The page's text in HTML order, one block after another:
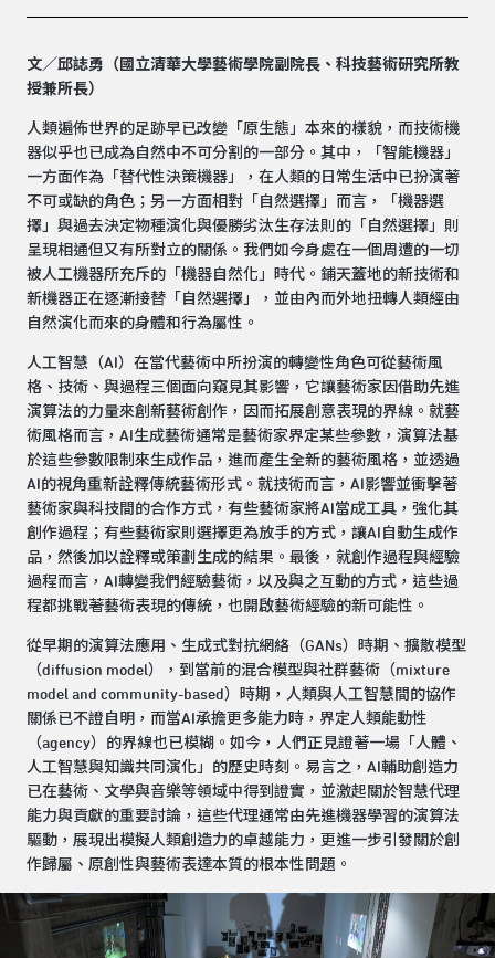
文／邱誌勇（國立清華大學藝術學院副院長、科技藝術研究所教
授兼所長）
人類遍佈世界的足跡早已改變「原生態」本來的樣貌，而技術機
器似乎也已成為自然中不可分割的一部分。其中，「智能機器」
一方面作為「替代性決策機器」，在人類的日常生活中已扮演著
不可或缺的角色；另一方面相對「自然選擇」而言，「機器選
擇」與過去決定物種演化與優勝劣汰生存法則的「自然選擇」則
呈現相通但又有所對立的關係。我們如今身處在一個周遭的一切
被人工機器所充斥的「機器自然化」時代。鋪天蓋地的新技術和
新機器正在逐漸接替「自然選擇」，並由內而外地扭轉人類經由
自然演化而來的身體和行為屬性。
人工智慧（AI）在當代藝術中所扮演的轉變性角色可從藝術風
格、技術、與過程三個面向窺見其影響，它讓藝術家因借助先進
演算法的力量來創新藝術創作，因而拓展創意表現的界線。就藝
術風格而言，AI生成藝術通常是藝術家界定某些參數，演算法基
於這些參數限制來生成作品，進而產生全新的藝術風格，並透過
AI的視角重新詮釋傳統藝術形式。就技術而言，AI影響並衝擊著
藝術家與科技間的合作方式，有些藝術家將AI當成工具，強化其
創作過程；有些藝術家則選擇更為放手的方式，讓AI自動生成作
品，然後加以詮釋或策劃生成的結果。最後，就創作過程與經驗
過程而言，AI轉變我們經驗藝術，以及與之互動的方式，這些過
程都挑戰著藝術表現的傳統，也開啟藝術經驗的新可能性。
從早期的演算法應用、生成式對抗網絡（GANs）時期、擴散模型
（diffusion model），到當前的混合模型與社群藝術（mixture
model and community-based）時期，人類與人工智慧間的協作
關係已不證自明，而當AI承擔更多能力時，界定人類能動性
（agency）的界線也已模糊。如今，人們正見證著一場「人體、
人工智慧與知識共同演化」的歷史時刻。易言之，AI輔助創造力
已在藝術、文學與音樂等領域中得到證實，並激起關於智慧代理
能力與貢獻的重要討論，這些代理通常由先進機器學習的演算法
驅動，展現出模擬人類創造力的卓越能力，更進一步引發關於創
作歸屬、原創性與藝術表達本質的根本性問題。